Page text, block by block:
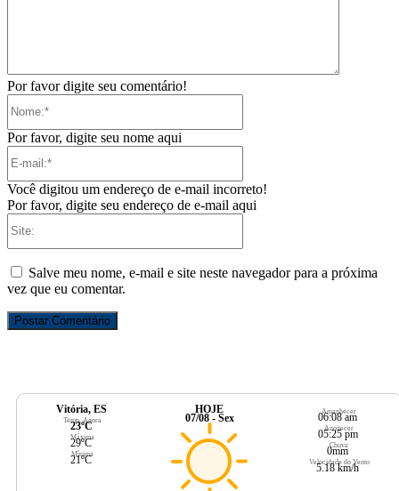
Por favor digite seu comentário!
Por favor, digite seu nome aqui
Você digitou um endereço de e-mail incorreto!
Por favor, digite seu endereço de e-mail aqui
Salve meu nome, e-mail e site neste navegador para a próxima
vez que eu comentar.
Vitória, ES
Temp. Agora
23ºC
Máxima
29ºC
Mínima
21ºC
HOJE
07/08 - Sex
Amanhecer
06:08 am
Anoitecer
05:25 pm
Chuva
0mm
Velocidade do Vento
5.18 km/h